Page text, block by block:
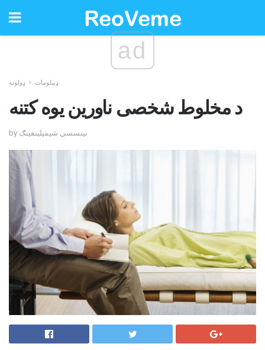
ad
ډیپلومات ډولونه
د مخلوط شخصی ناورین یوه کتنه
by نینسسي شیمپلینفینګ